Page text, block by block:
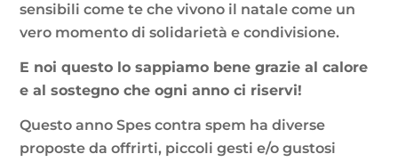
sensibili come te che vivono il natale come un
vero momento di solidarietà e condivisione.
E noi questo lo sappiamo bene grazie al calore
e al sostegno che ogni anno ci riservi!
Questo anno Spes contra spem ha diverse
proposte da offrirti, piccoli gesti e/o gustosi